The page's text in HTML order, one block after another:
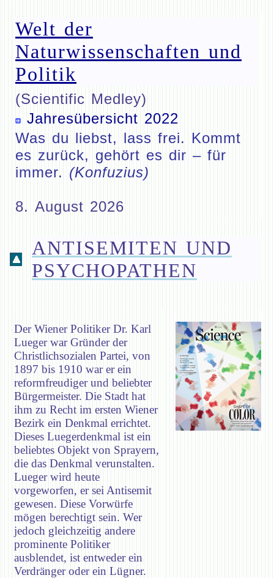
Welt der
Naturwissenschaften und
Politik
(Scientific Medley)
Jahresübersicht 2022
Was du liebst, lass frei. Kommt
es zurück, gehört es dir – für
immer. (Konfuzius)
8. August 2026
ANTISEMITEN UND
PSYCHOPATHEN
Der Wiener Politiker Dr. Karl
Lueger war Gründer der
Christlichsozialen Partei, von
1897 bis 1910 war er ein
reformfreudiger und beliebter
Bürgermeister. Die Stadt hat
ihm zu Recht im ersten Wiener
Bezirk ein Denkmal errichtet.
Dieses Luegerdenkmal ist ein
beliebtes Objekt von Sprayern,
die das Denkmal verunstalten.
Lueger wird heute
vorgeworfen, er sei Antisemit
gewesen. Diese Vorwürfe
mögen berechtigt sein. Wer
jedoch gleichzeitig andere
prominente Politiker
ausblendet, ist entweder ein
Verdränger oder ein Lügner.